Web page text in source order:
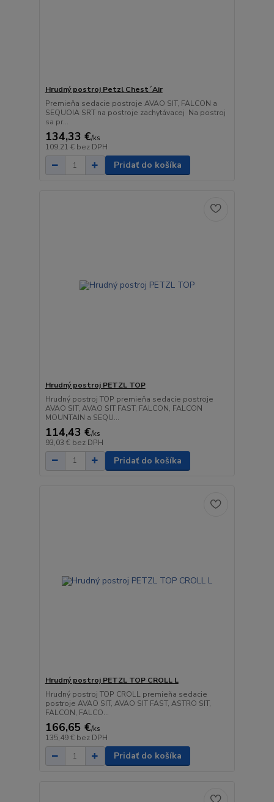
Hrudný postroj Petzl Chest´Air
Premieňa sedacie postroje AVAO SIT, FALCON a
SEQUOIA SRT na postroje zachytávacej Na postroj
sa pr...
134,33 €/ks
109,21 € bez DPH
Pridať do košíka
Hrudný postroj PETZL TOP
Hrudný postroj TOP premieňa sedacie postroje
AVAO SIT, AVAO SIT FAST, FALCON, FALCON
MOUNTAIN a SEQU...
114,43 €/ks
93,03 € bez DPH
Pridať do košíka
Hrudný postroj PETZL TOP CROLL L
Hrudný postroj TOP CROLL premieňa sedacie
postroje AVAO SIT, AVAO SIT FAST, ASTRO SIT,
FALCON, FALCO...
166,65 €/ks
135,49 € bez DPH
Pridať do košíka